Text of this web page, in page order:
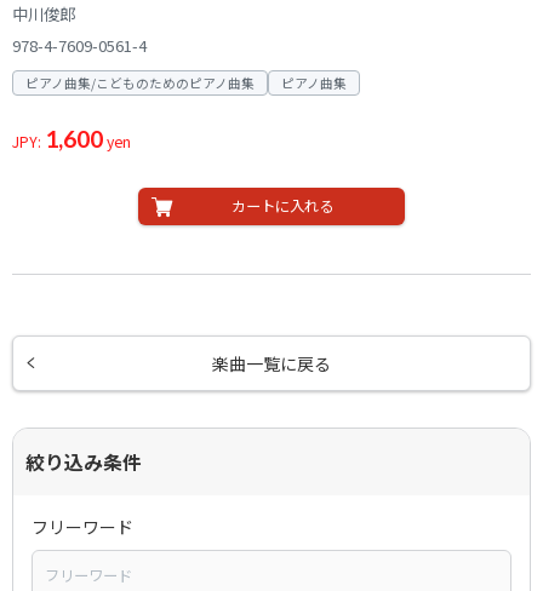
中川俊郎
978-4-7609-0561-4
ピアノ曲集/こどものためのピアノ曲集 ピアノ曲集
JPY: 1,600yen
カートに入れる
楽曲一覧に戻る
絞り込み条件
フリーワード